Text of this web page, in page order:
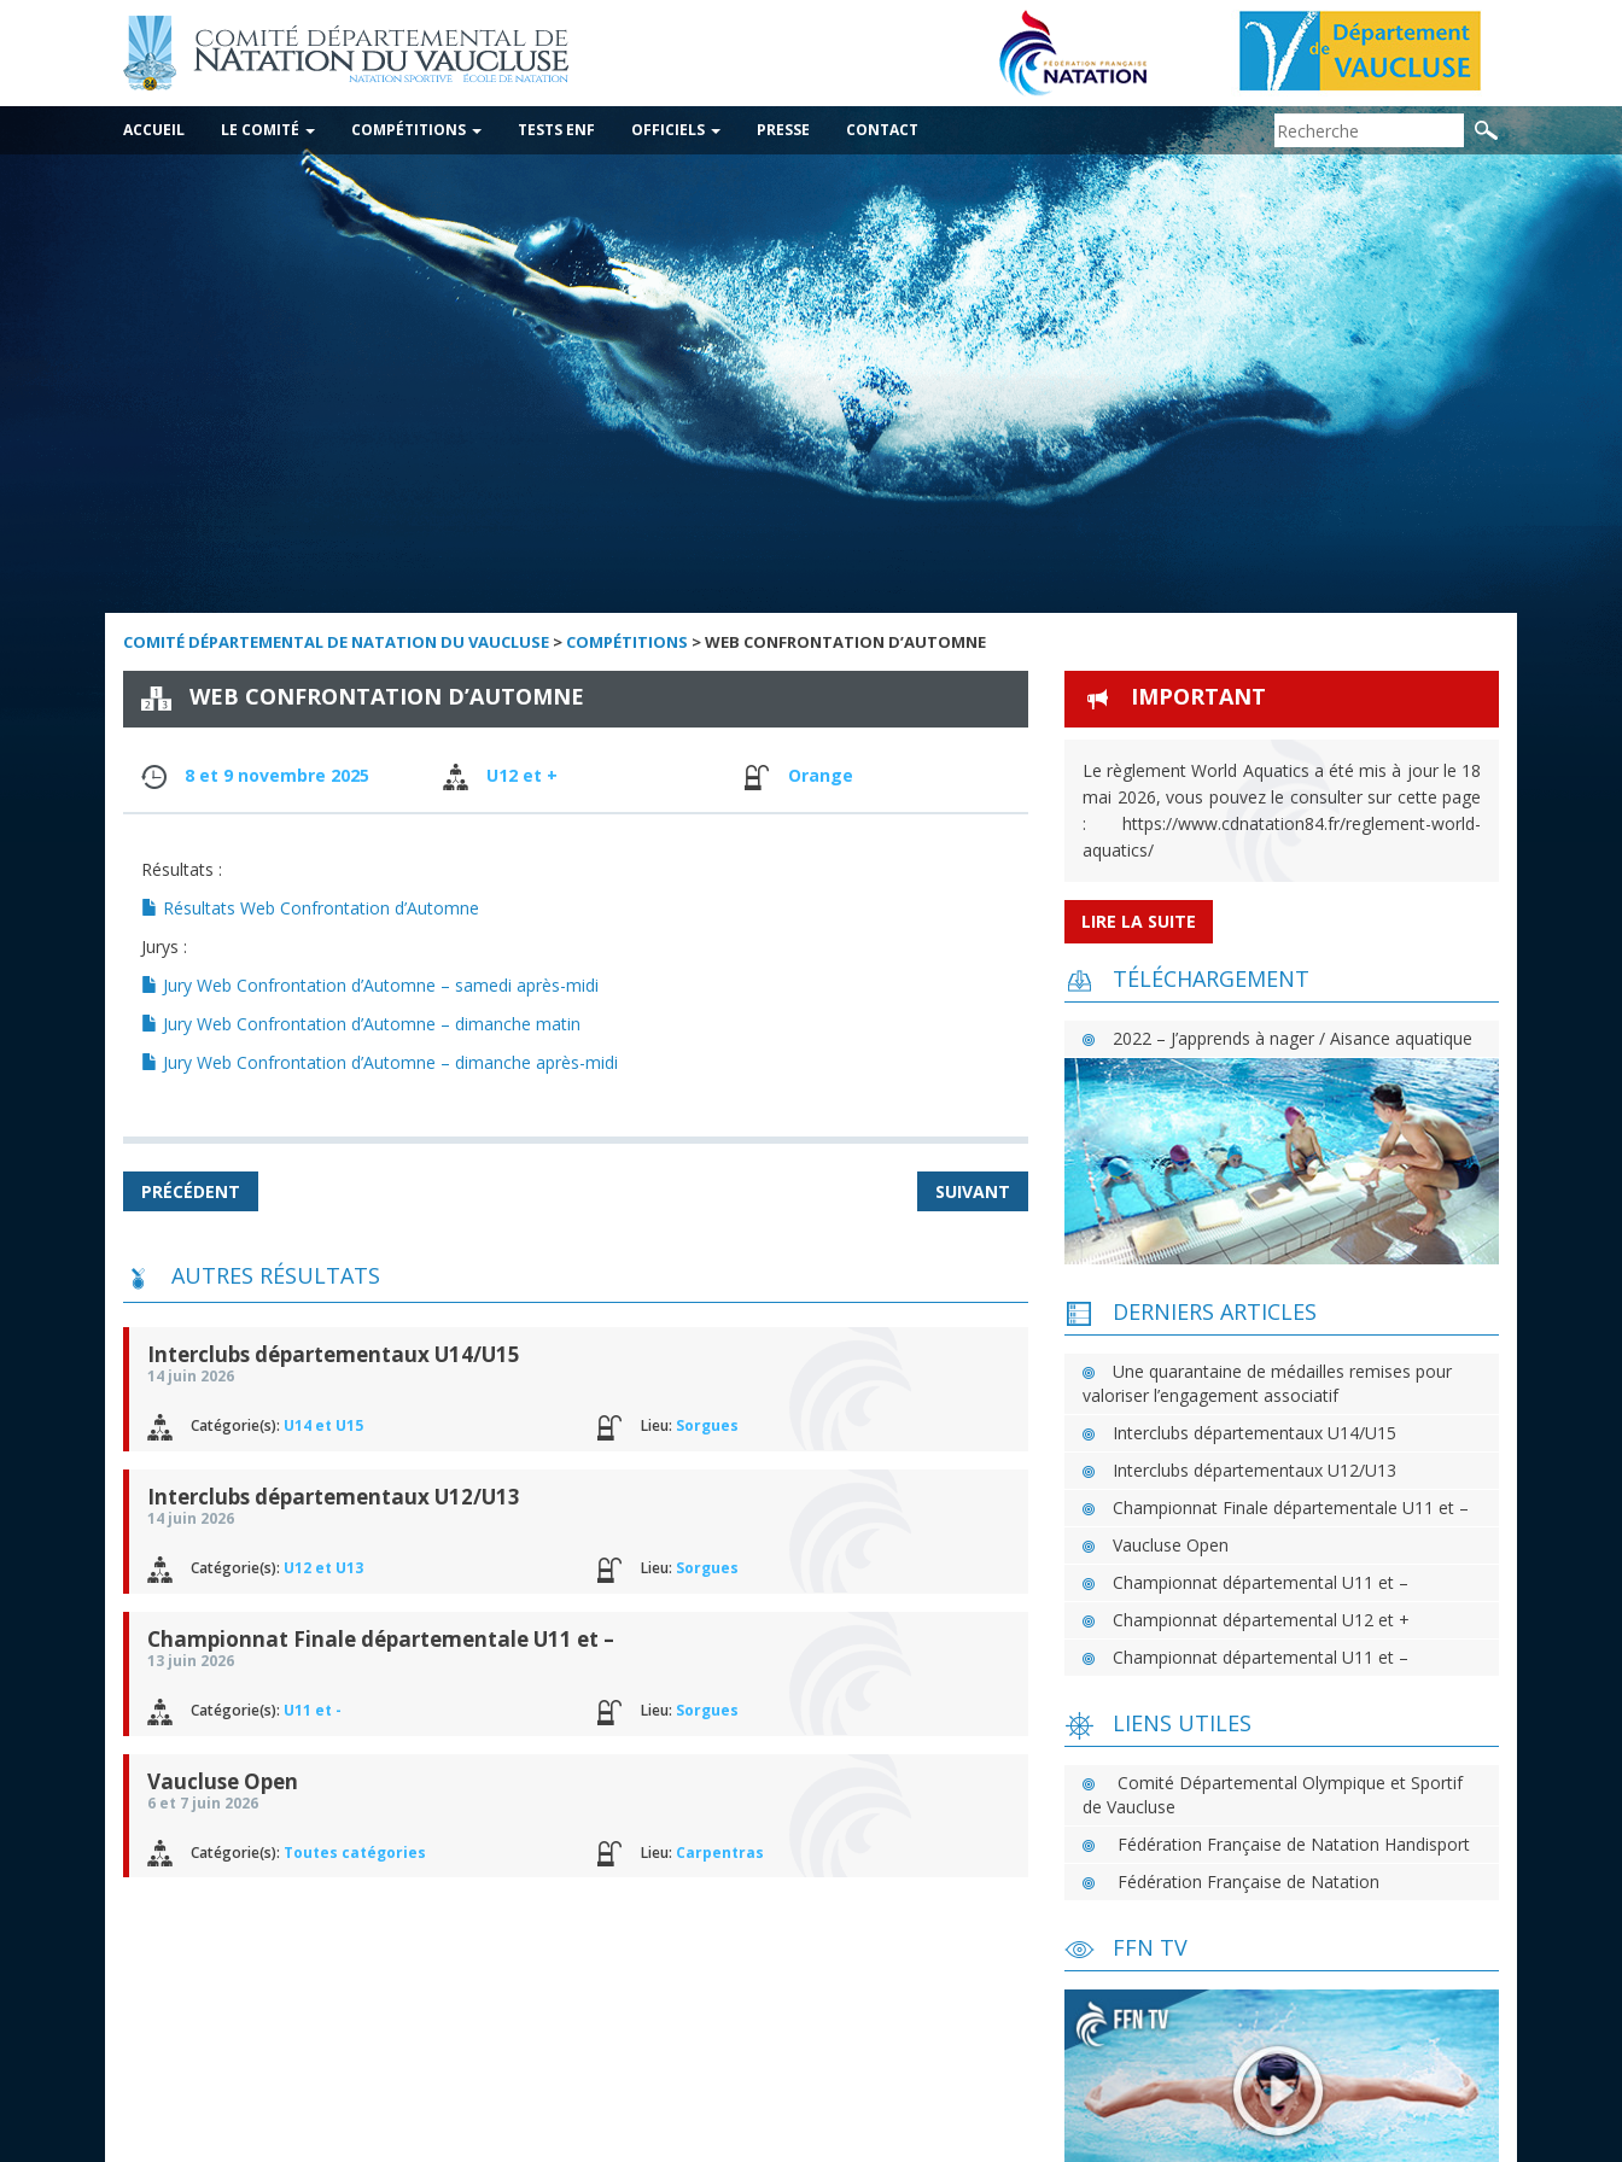
ACCUEIL LE COMITÉ COMPÉTITIONS TESTS ENF OFFICIELS PRESSE CONTACT Search:
COMITÉ DÉPARTEMENTAL DE NATATION DU VAUCLUSE > COMPÉTITIONS > WEB CONFRONTATION D’AUTOMNE
WEB CONFRONTATION D’AUTOMNE
8 et 9 novembre 2025 U12 et + Orange
Résultats :
Résultats Web Confrontation d’Automne
Jurys :
Jury Web Confrontation d’Automne – samedi après-midi
Jury Web Confrontation d’Automne – dimanche matin
Jury Web Confrontation d’Automne – dimanche après-midi
PRÉCÉDENT SUIVANT
AUTRES RÉSULTATS
Interclubs départementaux U14/U15
14 juin 2026
Catégorie(s): U14 et U15 Lieu: Sorgues
Interclubs départementaux U12/U13
14 juin 2026
Catégorie(s): U12 et U13 Lieu: Sorgues
Championnat Finale départementale U11 et –
13 juin 2026
Catégorie(s): U11 et - Lieu: Sorgues
Vaucluse Open
6 et 7 juin 2026
Catégorie(s): Toutes catégories Lieu: Carpentras
IMPORTANT
Le règlement World Aquatics a été mis à jour le 18
mai 2026, vous pouvez le consulter sur cette page
: https://www.cdnatation84.fr/reglement-world-
aquatics/
LIRE LA SUITE
TÉLÉCHARGEMENT
2022 – J’apprends à nager / Aisance aquatique
DERNIERS ARTICLES
Une quarantaine de médailles remises pour
valoriser l’engagement associatif
Interclubs départementaux U14/U15
Interclubs départementaux U12/U13
Championnat Finale départementale U11 et –
Vaucluse Open
Championnat départemental U11 et –
Championnat départemental U12 et +
Championnat départemental U11 et –
LIENS UTILES
Comité Départemental Olympique et Sportif
de Vaucluse
Fédération Française de Natation Handisport
Fédération Française de Natation
FFN TV